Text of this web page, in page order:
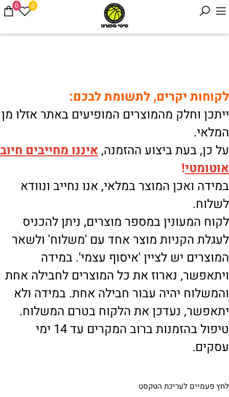
0 0
לקוחות יקרים, לתשומת לבכם:
ייתכן וחלק מהמוצרים המופיעים באתר אזלו מן
המלאי.
על כן, בעת ביצוע ההזמנה, איננו מחייבים חיוב
אוטומטי!
במידה ואכן המוצר במלאי, אנו נחייב ונוודא
לשלוח.
לקוח המעונין במספר מוצרים, ניתן להכניס
לעגלת הקניות מוצר אחד עם 'משלוח' ולשאר
המוצרים יש לציין 'איסוף עצמי'. במידה
ויתאפשר, נארוז את כל המוצרים לחבילה אחת
והמשלוח יהיה עבור חבילה אחת. במידה ולא
יתאפשר, נעדכן את הלקוח בטרם המשלוח.
טיפול בהזמנות ברוב המקרים עד 14 ימי
עסקים.
לחץ פעמיים לעריכת הטקסט